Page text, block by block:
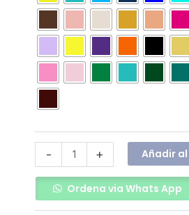
- + Añadir
Ordena via Whats App